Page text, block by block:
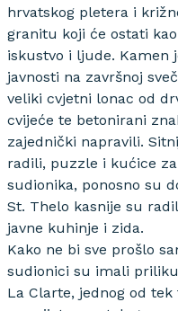
hrvatskog pletera i
granitu koji će ostati
iskustvo i ljude. Kamen
javnosti na završnoj
veliki cvjetni lonac od
cvijeće te betonirani
zajednički napravili.
radili, puzzle i kućice
sudionika, ponosno su
St. Thelo kasnije su
javne kuhinje i zida.
Kako ne bi sve prošlo
sudionici su imali
La Clarte, jednog od